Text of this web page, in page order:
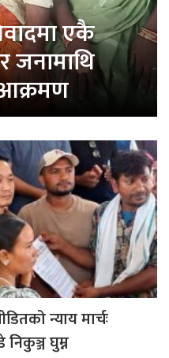
एकै
जनामाथि
न्याय मार्चः
निकुञ्ज घुम्न